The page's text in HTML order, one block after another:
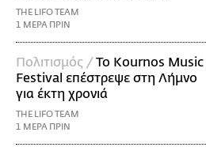
THE LIFO TEAM
1 ΜΕΡΑ ΠΡΙΝ
Πολιτισμός /Το Kournos Music
Festival επέστρεψε στη Λήμνο
για έκτη χρονιά
THE LIFO TEAM
1 ΜΕΡΑ ΠΡΙΝ